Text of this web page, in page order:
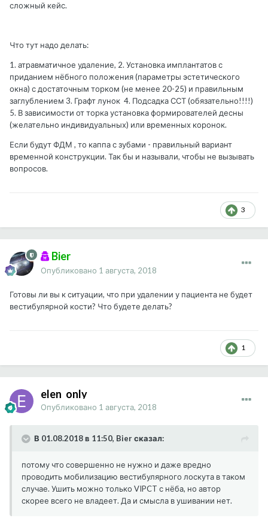
сложный кейс.
Что тут надо делать:
1. атравматичное удаление, 2. Установка имплантатов с
приданием нёбного положения (параметры эстетического
окна) с достаточным торком (не менее 20-25) и правильным
заглублением 3. Графт лунок 4. Подсадка ССТ (обязательно!!!!)
5. В зависимости от торка установка формирователей десны
(желательно индивидуальных) или временных коронок.
Если будут ФДМ , то каппа с зубами - правильный вариант
временной конструкции. Так бы и называли, чтобы не вызывать
вопросов.
3
Bier
Опубликовано 1 августа, 2018
Готовы ли вы к ситуации, что при удалении у пациента не будет
вестибулярной кости? Что будете делать?
1
elen_only
Опубликовано 1 августа, 2018
В 01.08.2018 в 11:50, Bier сказал:
потому что совершенно не нужно и даже вредно
проводить мобилизацию вестибулярного лоскута в таком
случае. Ушить можно только VIPCT с нёба, но автор
скорее всего не владеет. Да и смысла в ушивании нет.